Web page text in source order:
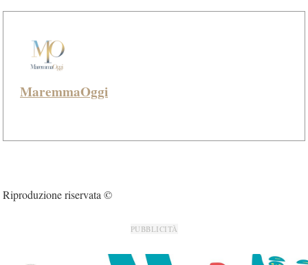
MaremmaOggi
Riproduzione riservata ©
PUBBLICITÀ